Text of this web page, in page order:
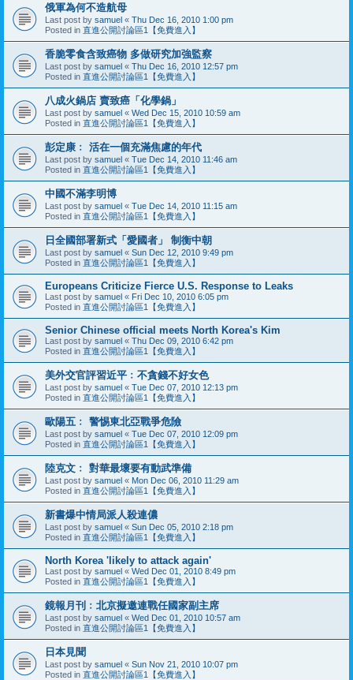
俄軍為何不造航母
Last post by samuel « Thu Dec 16, 2010 1:00 pm
Posted in 直進公開討論區1【免費進入】
香脆零食含致癌物 多做研究加強監察
Last post by samuel « Thu Dec 16, 2010 12:57 pm
Posted in 直進公開討論區1【免費進入】
八成火鍋店 賣致癌「化學鍋」
Last post by samuel « Wed Dec 15, 2010 10:59 am
Posted in 直進公開討論區1【免費進入】
彭定康﹕ 活在一個充滿焦慮的年代
Last post by samuel « Tue Dec 14, 2010 11:46 am
Posted in 直進公開討論區1【免費進入】
中國不滿李明博
Last post by samuel « Tue Dec 14, 2010 11:15 am
Posted in 直進公開討論區1【免費進入】
日全國部署新式「愛國者」 制衡中朝
Last post by samuel « Sun Dec 12, 2010 9:49 pm
Posted in 直進公開討論區1【免費進入】
Europeans Criticize Fierce U.S. Response to Leaks
Last post by samuel « Fri Dec 10, 2010 6:05 pm
Posted in 直進公開討論區1【免費進入】
Senior Chinese official meets North Korea's Kim
Last post by samuel « Thu Dec 09, 2010 6:42 pm
Posted in 直進公開討論區1【免費進入】
美外交官評習近平﹕不貪錢不好女色
Last post by samuel « Tue Dec 07, 2010 12:13 pm
Posted in 直進公開討論區1【免費進入】
歐陽五﹕ 警惕東北亞戰爭危險
Last post by samuel « Tue Dec 07, 2010 12:09 pm
Posted in 直進公開討論區1【免費進入】
陸克文﹕ 對華最壞要有動武準備
Last post by samuel « Mon Dec 06, 2010 11:29 am
Posted in 直進公開討論區1【免費進入】
新書爆中情局派人殺連儂
Last post by samuel « Sun Dec 05, 2010 2:18 pm
Posted in 直進公開討論區1【免費進入】
North Korea 'likely to attack again'
Last post by samuel « Wed Dec 01, 2010 8:49 pm
Posted in 直進公開討論區1【免費進入】
鏡報月刊﹕北京擬邀連戰任國家副主席
Last post by samuel « Wed Dec 01, 2010 10:57 am
Posted in 直進公開討論區1【免費進入】
日本見聞
Last post by samuel « Sun Nov 21, 2010 10:07 pm
Posted in 直進公開討論區1【免費進入】